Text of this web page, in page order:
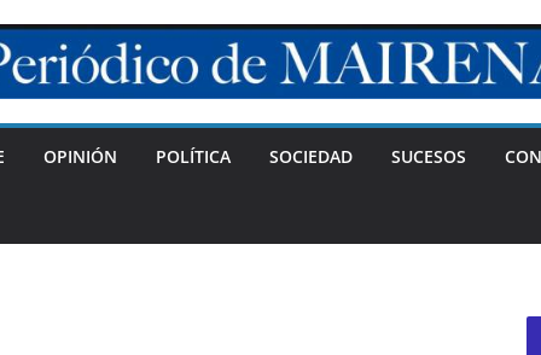
OPINIÓN POLÍTICA SOCIEDAD SUCESOS